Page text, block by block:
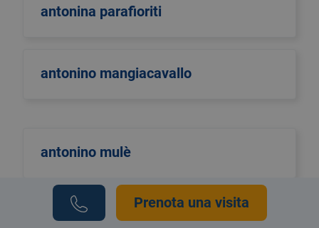
antonina parafioriti
antonino mangiacavallo
antonino mulè
antonio di maggio
Prenota una visita